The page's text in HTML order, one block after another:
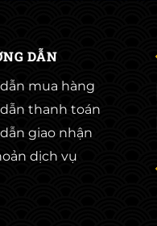
DẪN
mua hàng
thanh toán
giao nhận
dịch vụ